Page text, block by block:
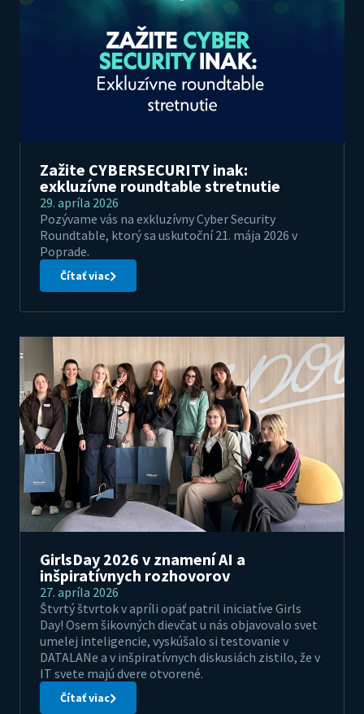
Zažite CYBERSECURITY inak:
exkluzívne roundtable stretnutie
29. apríla 2026
Pozývame vás na exkluzívny Cyber Security
Roundtable, ktorý sa uskutoční 21. mája 2026 v
Poprade.
Čítať viac
GirlsDay 2026 v znamení AI a
inšpiratívnych rozhovorov
27. apríla 2026
Štvrtý štvrtok v apríli opäť patril iniciatíve Girls
Day! Osem šikovných dievčat u nás objavovalo svet
umelej inteligencie, vyskúšalo si testovanie v
DATALANe a v inšpiratívnych diskusiách zistilo, že v
IT svete majú dvere otvorené.
Čítať viac